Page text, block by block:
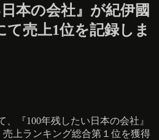
日本の会社』が紀伊國
て売上1位を記録しま
『100年残したい日本の会社』
上ランキング総合第１位を獲得